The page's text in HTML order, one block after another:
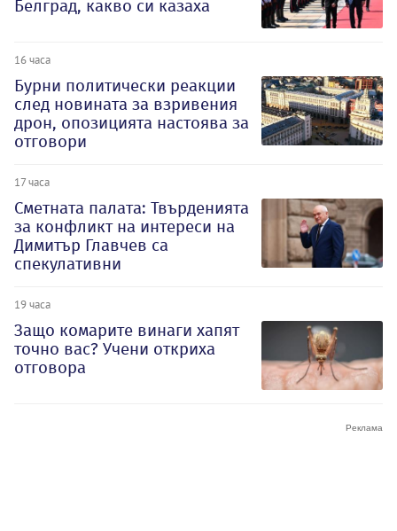
Белград, какво си казаха
16 часа
Бурни политически реакции
след новината за взривения
дрон, опозицията настоява за
отговори
17 часа
Сметната палата: Твърденията
за конфликт на интереси на
Димитър Главчев са
спекулативни
19 часа
Защо комарите винаги хапят
точно вас? Учени откриха
отговора